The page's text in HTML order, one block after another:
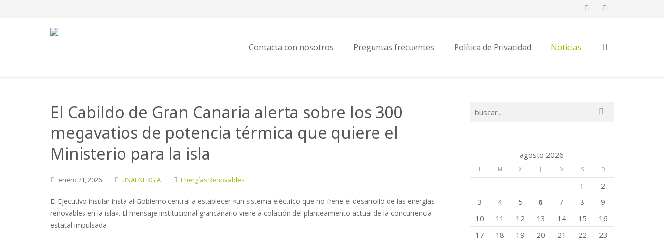
Contacta con nosotros Preguntas frecuentes Política de Privacidad Noticias
El Cabildo de Gran Canaria alerta sobre los 300
megavatios de potencia térmica que quiere el
Ministerio para la isla
enero 21,2026 UNAENERGIA Energías Renovables
El Ejecutivo insular insta al Gobierno central a establecer «un sistema eléctrico que no frene el desarrollo de las energías
renovables en la isla». El mensaje institucional grancanario viene a colación del planteamiento actual de la concurrencia
estatal impulsada
agosto 2026
L M X J V S D
1
2
3
4 5 6 7 8
9
10
11 12 13 14 15
16
17
18 19 20 21 22
23